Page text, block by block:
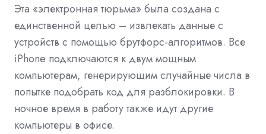
Эта «электронная тюрьма» была создана с
единственной целью – извлекать данные с
устройств с помощью брутфорс-алгоритмов. Все
iPhone подключаются к двум мощным
компьютерам, генерирующим случайные числа в
попытке подобрать код для разблокировки. В
ночное время в работу также идут другие
компьютеры в офисе.